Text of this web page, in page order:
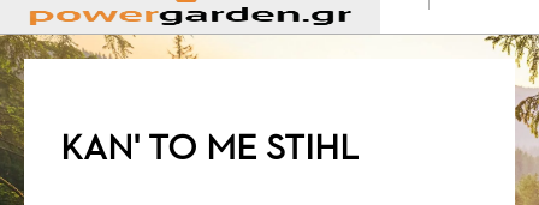
ΚΑΝ' ΤΟ ΜΕ STIHL